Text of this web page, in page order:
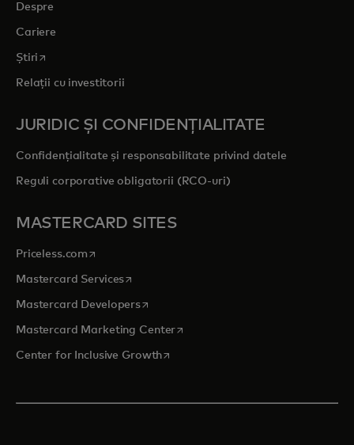
Despre
Cariere
Știri opens in a new tab
Relații cu investitorii
JURIDIC ȘI CONFIDENȚIALITATE
Confidențialitate și responsabilitate privind datele
Reguli corporative obligatorii (RCO-uri)
MASTERCARD SITES
Priceless.com opens in a new tab
Mastercard Servicesopens in a new tab
Mastercard Developersopens in a new tab
Mastercard Marketing Centeropens in a new tab
Center for Inclusive Growthopens in a new tab